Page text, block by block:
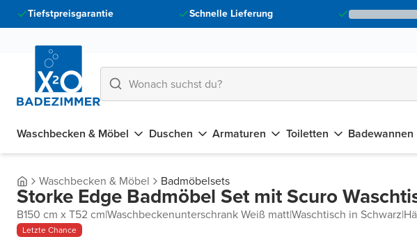
Tiefstpreisgarantie Schnelle Lieferung
Waschbecken & Möbel Duschen Armaturen Toiletten Badewannen
Waschbecken & Möbel Badmöbelsets
Storke Edge Badmöbel Set mit Scuro
B150 cm x T52 cm|Waschbeckenunterschrank Weiß matt|Waschtisch in Schwarz|
Letzte Chance